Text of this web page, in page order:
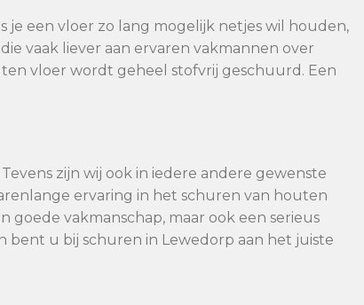
een vloer zo lang mogelijk netjes wil houden,
vaak liever aan ervaren vakmannen over
vloer wordt geheel stofvrij geschuurd. Een
zijn wij ook in iedere andere gewenste
ervaring in het schuren van houten
vakmanschap, maar ook een serieus
u bij schuren in Lewedorp aan het juiste